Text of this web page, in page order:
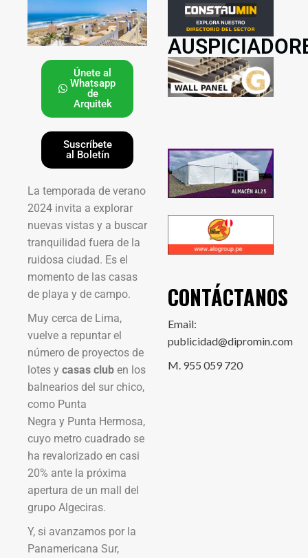
Únete al
Whatsapp
de
Arquitek
Suscríbete
al Boletín
La temporada de verano
2024 invita a explorar
nuevas vistas y a buscar
tranquilidad fuera de la
ruidosa ciudad. Es el
momento de las casas
de playa y de campo.
Muy cerca de Lima,
vuelve a repuntar el
número de proyectos de
lotes y casas club en los
balnearios del sur chico,
como Punta
Negra y Punta Hermosa,
cuyo metro cuadrado se
ha revalorizado en casi
20% ante la próxima
apertura de un mall del
grupo Algeciras.
Y, si avanzamos por la
Panamericana Sur,
CONTÁCTANOS
Email:
publicidad@dipromin.com
M. 955 059 720